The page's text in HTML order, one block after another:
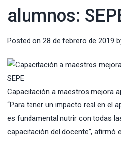
alumnos:
Posted on 28 de febrero de 2019
Capacitación a maestros mejora
“Para tener un impacto real en el
es fundamental nutrir con todas
capacitación del docente”, afirmó